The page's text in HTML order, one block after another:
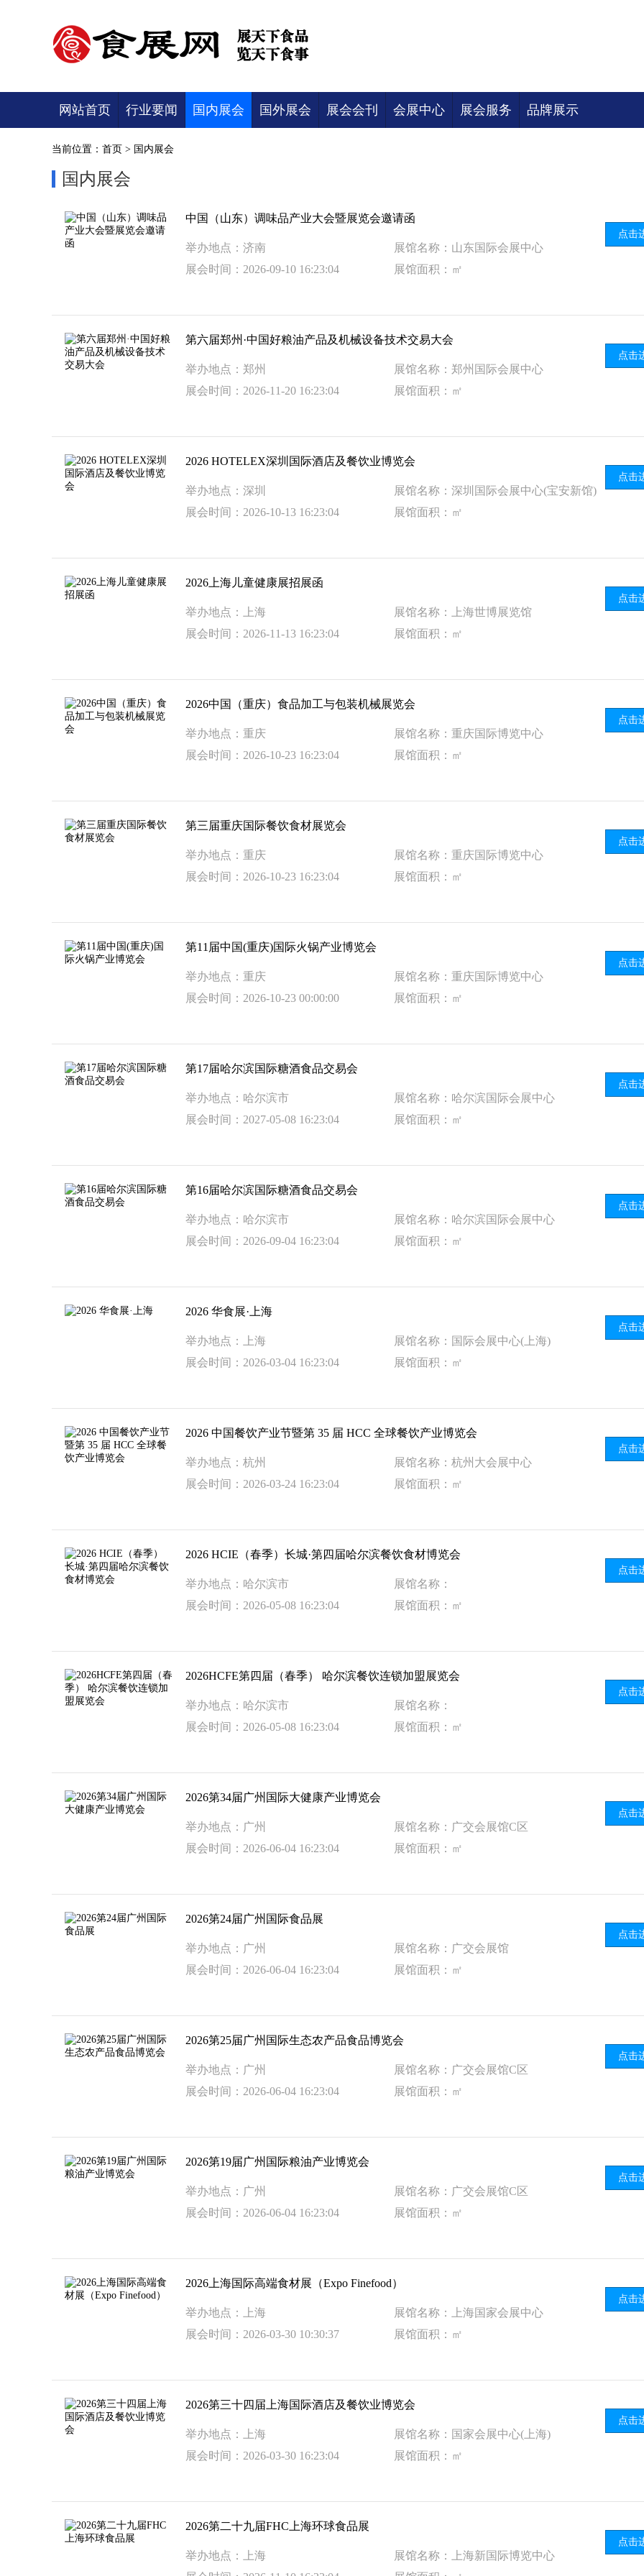
网站首页 行业要闻 国内展会 国外展会 展会会刊 会展中心 展会服务 品牌展示
当前位置： 首页 > 国内展会
国内展会
中国（山东）调味品产业大会暨展览会邀请函
举办地点：济南
展馆名称：山东国际会展中心
展会时间：2026-09-10 16:23:04
展馆面积：㎡
点击
第六届郑州·中国好粮油产品及机械设备技术交易大会
举办地点：郑州
展馆名称：郑州国际会展中心
展会时间：2026-11-20 16:23:04
展馆面积：㎡
点击
2026 HOTELEX深圳国际酒店及餐饮业博览会
举办地点：深圳
展馆名称：深圳国际会展中心(宝安新馆)
展会时间：2026-10-13 16:23:04
展馆面积：㎡
点击
2026上海儿童健康展招展函
举办地点：上海
展馆名称：上海世博展览馆
展会时间：2026-11-13 16:23:04
展馆面积：㎡
点击
2026中国（重庆）食品加工与包装机械展览会
举办地点：重庆
展馆名称：重庆国际博览中心
展会时间：2026-10-23 16:23:04
展馆面积：㎡
点击
第三届重庆国际餐饮食材展览会
举办地点：重庆
展馆名称：重庆国际博览中心
展会时间：2026-10-23 16:23:04
展馆面积：㎡
点击
第11届中国(重庆)国际火锅产业博览会
举办地点：重庆
展馆名称：重庆国际博览中心
展会时间：2026-10-23 00:00:00
展馆面积：㎡
点击
第17届哈尔滨国际糖酒食品交易会
举办地点：哈尔滨市
展馆名称：哈尔滨国际会展中心
展会时间：2027-05-08 16:23:04
展馆面积：㎡
点击
第16届哈尔滨国际糖酒食品交易会
举办地点：哈尔滨市
展馆名称：哈尔滨国际会展中心
展会时间：2026-09-04 16:23:04
展馆面积：㎡
点击
2026 华食展·上海
举办地点：上海
展馆名称：国际会展中心(上海)
展会时间：2026-03-04 16:23:04
展馆面积：㎡
点击
2026 中国餐饮产业节暨第 35 届 HCC 全球餐饮产业博览会
举办地点：杭州
展馆名称：杭州大会展中心
展会时间：2026-03-24 16:23:04
展馆面积：㎡
点击
2026 HCIE（春季）长城·第四届哈尔滨餐饮食材博览会
举办地点：哈尔滨市
展馆名称：
展会时间：2026-05-08 16:23:04
展馆面积：㎡
点击
2026HCFE第四届（春季） 哈尔滨餐饮连锁加盟展览会
举办地点：哈尔滨市
展馆名称：
展会时间：2026-05-08 16:23:04
展馆面积：㎡
点击
2026第34届广州国际大健康产业博览会
举办地点：广州
展馆名称：广交会展馆C区
展会时间：2026-06-04 16:23:04
展馆面积：㎡
点击
2026第24届广州国际食品展
举办地点：广州
展馆名称：广交会展馆
展会时间：2026-06-04 16:23:04
展馆面积：㎡
点击
2026第25届广州国际生态农产品食品博览会
举办地点：广州
展馆名称：广交会展馆C区
展会时间：2026-06-04 16:23:04
展馆面积：㎡
点击
2026第19届广州国际粮油产业博览会
举办地点：广州
展馆名称：广交会展馆C区
展会时间：2026-06-04 16:23:04
展馆面积：㎡
点击
2026上海国际高端食材展（Expo Finefood）
举办地点：上海
展馆名称：上海国家会展中心
展会时间：2026-03-30 10:30:37
展馆面积：㎡
点击
2026第三十四届上海国际酒店及餐饮业博览会
举办地点：上海
展馆名称：国家会展中心(上海)
展会时间：2026-03-30 16:23:04
展馆面积：㎡
点击
2026第二十九届FHC上海环球食品展
举办地点：上海
展馆名称：上海新国际博览中心
点击